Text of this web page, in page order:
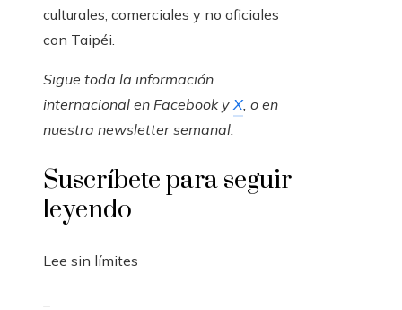
culturales, comerciales y no oficiales
con Taipéi.
Sigue toda la información
internacional en FacebookyX, o en
nuestra newsletter semanal.
Suscríbete para seguir
leyendo
Lee sin límites